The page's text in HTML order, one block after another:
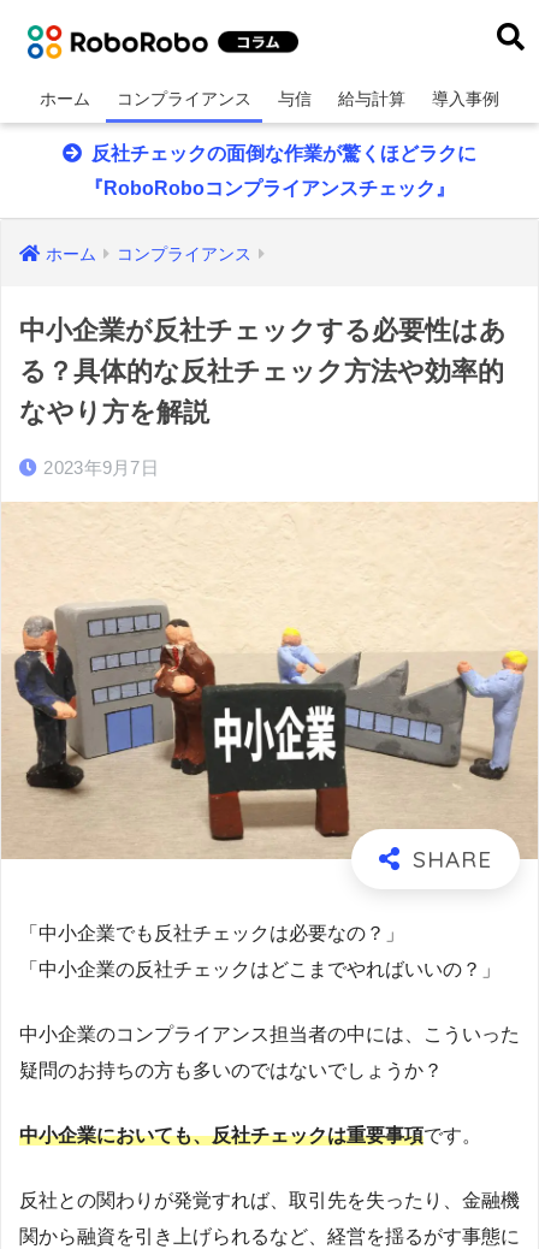
ホーム コンプライアンス 与信 給与計算 導入事例
反社チェックの面倒な作業が驚くほどラクに
『RoboRoboコンプライアンスチェック』
ホーム コンプライアンス
中小企業が反社チェックする必要性はあ
る？具体的な反社チェック方法や効率的
なやり方を解説
2023年9月7日
「中小企業でも反社チェックは必要なの？」
「中小企業の反社チェックはどこまでやればいいの？」
中小企業のコンプライアンス担当者の中には、こういった
疑問のお持ちの方も多いのではないでしょうか？
中小企業においても、反社チェックは重要事項です。
反社との関わりが発覚すれば、取引先を失ったり、金融機
関から融資を引き上げられるなど、経営を揺るがす事態に